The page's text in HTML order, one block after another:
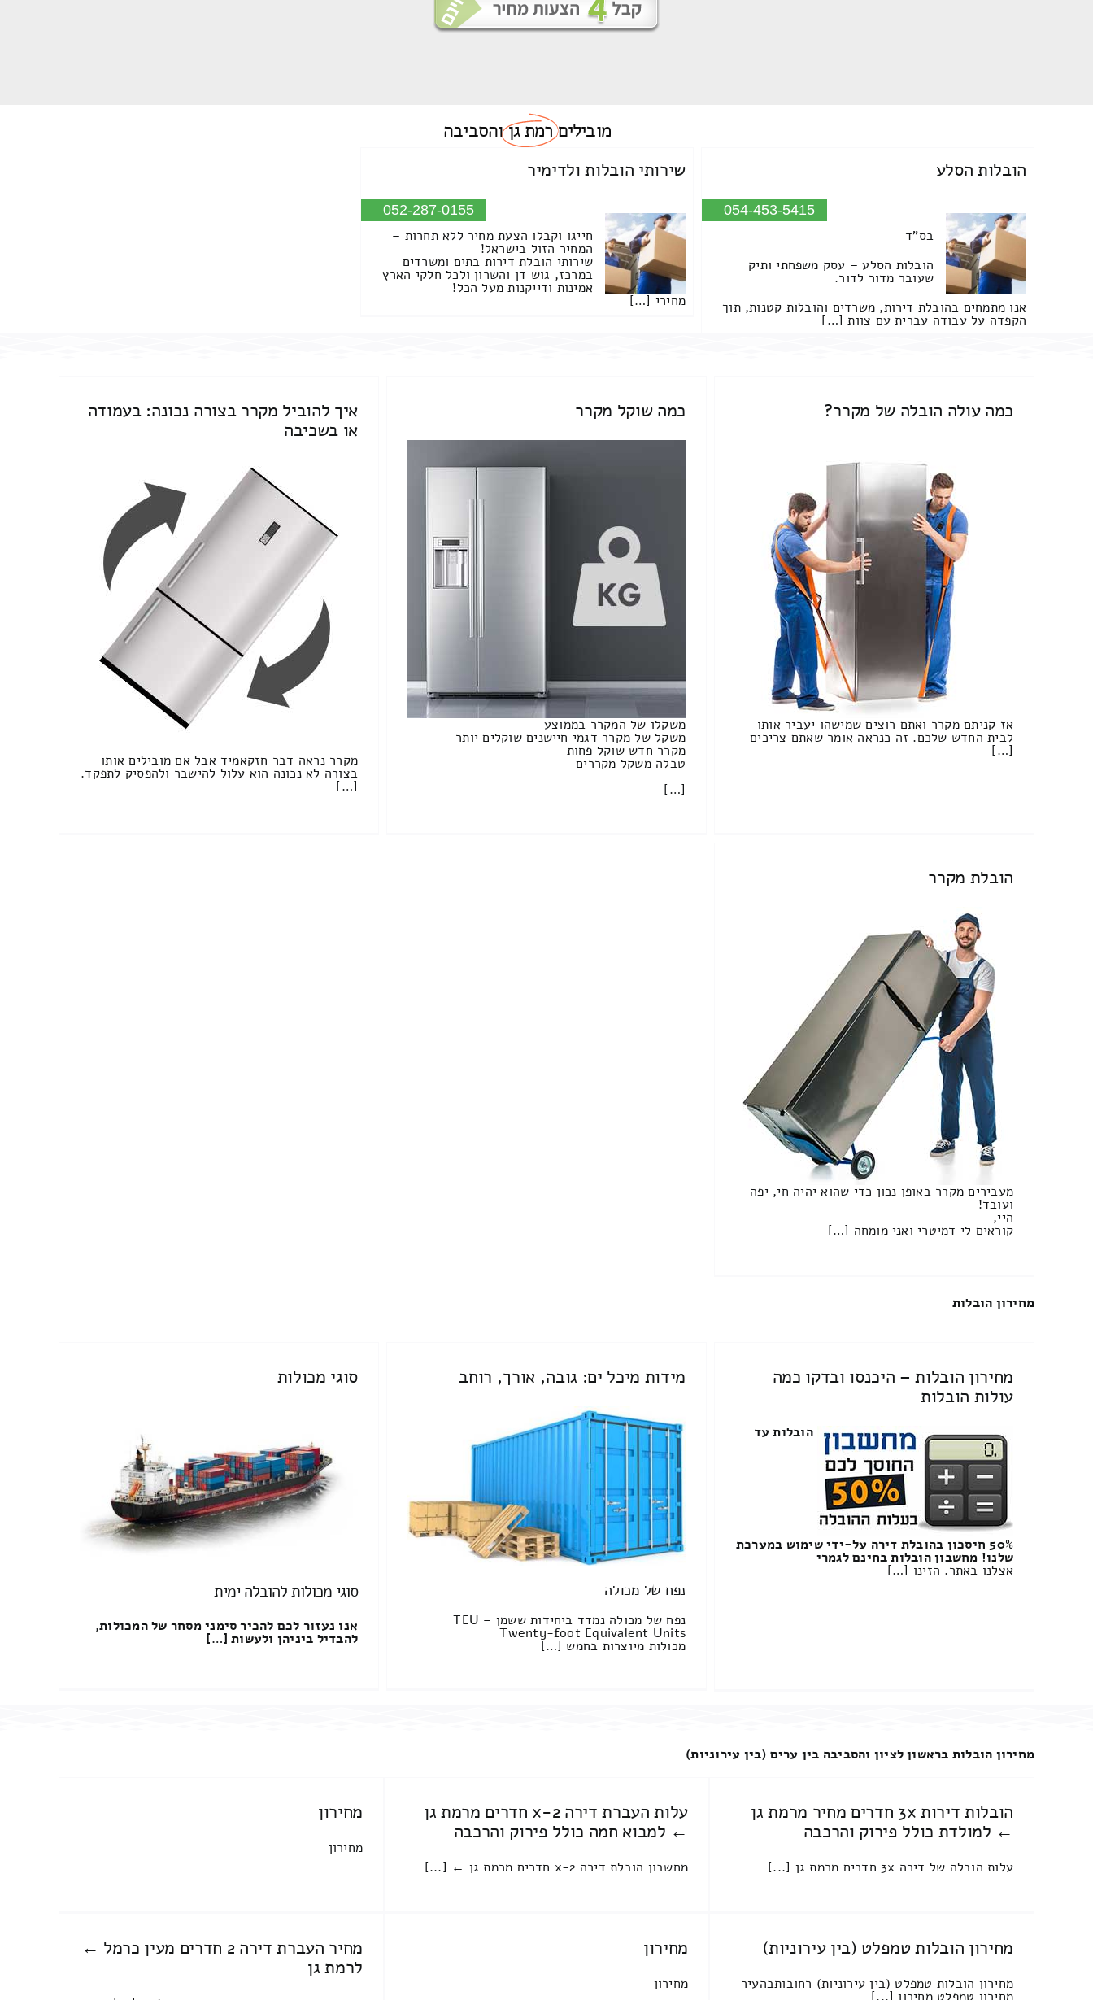
מוביליםרמת גןוהסביבה
הובלות הסלע
054-453-5415
בס"ד
הובלות הסלע – עסק משפחתי ותיק
שעובר מדור לדור.
אנו מתמחים בהובלת דירות, משרדים והובלות קטנות, תוך
הקפדה על עבודה עברית עם צוות […]
שירותי הובלות ולדימיר
052-287-0155
חייגו וקבלו הצעת מחיר ללא תחרות –
המחיר הזול בישראל!
שירותי הובלת דירות בתים ומשרדים
במרכז, גוש דן והשרון ולכל חלקי הארץ
אמינות ודייקנות מעל הכל!
מחירי […]
כמה עולה הובלה של מקרר?
אז קניתם מקרר ואתם רוצים שמישהו יעביר אותו
לבית החדש שלכם. זה כנראה אומר שאתם צריכים
[…]
כמה שוקל מקרר
משקלו של המקרר בממוצע
משקל של מקרר דגמי חיישנים שוקלים יותר
מקרר חדש שוקל פחות
טבלה משקל מקררים
[…]
איך להוביל מקרר בצורה נכונה: בעמודה
או בשכיבה
מקרר נראה דבר חזקאמיד אבל אם מובילים אותו
בצורה לא נכונה הוא עלול להישבר ולהפסיק לתפקד.
[…]
הובלת מקרר
מעבירים מקרר באופן נכון כדי שהוא יהיה חי, יפה
ועובד!
היי,
קוראים לי דמיטרי ואני מומחה […]
מחירון הובלות
מחירון הובלות – היכנסו ובדקו כמה
עולות הובלות
הובלות עד
50% חיסכון בהובלת דירה על-ידי שימוש במערכת
שלנו! מחשבון הובלות בחינם לגמרי
אצלנו באתר. הזינו […]
מידות מיכל ים: גובה, אורך, רוחב
נפח של מכולה
נפח של מכולה נמדד ביחידות ששמן TEU –
Twenty-foot Equivalent Units
מכולות מיוצרות בחמש […]
סוגי מכולות
סוגי מכולות להובלה ימית
אנו נעזור לכם להכיר סימני מסחר של המכולות,
להבדיל ביניהן ולעשות […]
מחירון הובלות בראשון לציון והסביבה בין ערים (בין עירוניות)
הובלות דירות 3x חדרים מחיר מרמת גן
← למולדת כולל פירוק והרכבה
עלות הובלה של דירה 3x חדרים מרמת גן [...]
עלות העברת דירה 2-x חדרים מרמת גן
← למבוא חמה כולל פירוק והרכבה
מחשבון הובלת דירה 2-x חדרים מרמת גן ← [...]
מחירון
מחירון
מחירון הובלות טמפלט (בין עירוניות)
מחירון הובלות טמפלט (בין עירוניות) רחובותבהעיר
מחירון
מחירון
מחיר העברת דירה 2 חדרים מעין כרמל ←
לרמת גן